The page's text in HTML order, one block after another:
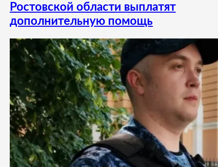
Ростовской области выплатят
дополнительную помощь